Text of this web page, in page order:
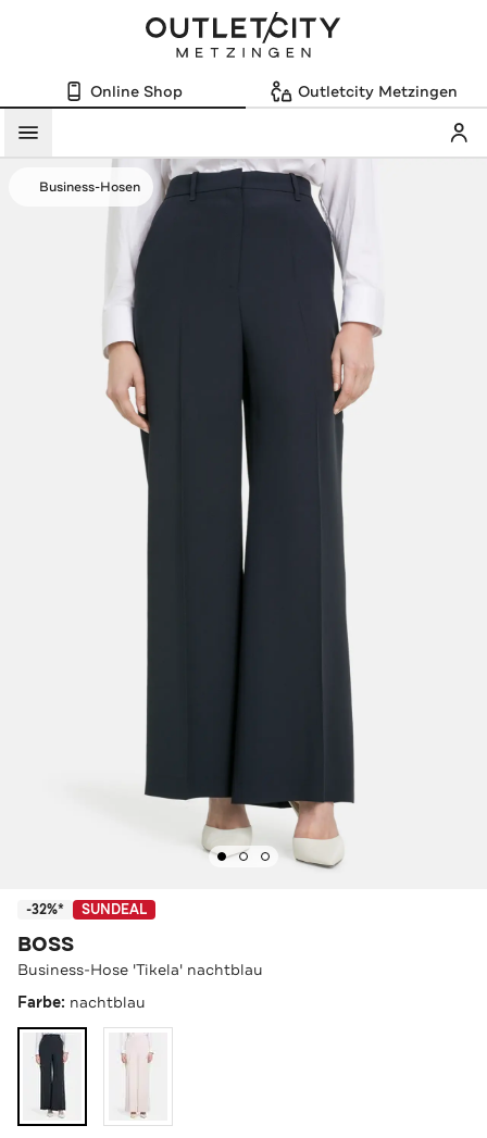
Online Shop Outletcity Metzingen
Menü
Business-Hosen
-32%* SUNDEAL
BOSS
Business-Hose 'Tikela' nachtblau
Farbe: nachtblau